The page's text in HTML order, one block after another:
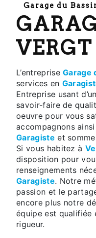
Garage du
GARAGISTE À
VERGT
L’entrepriseGarage
services en
Entreprise usant
savoir-faire de
oeuvre pour vous
accompagnons
Garagiste et
Si vous habitez à
disposition pour
renseignements
Garagiste. Notre
passion et le
encore plus notre
équipe est
rigueur.